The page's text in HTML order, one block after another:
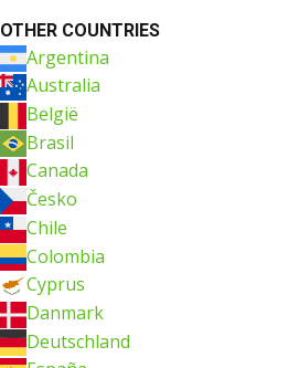
OTHER COUNTRIES
Argentina
Australia
België
Brasil
Canada
Česko
Chile
Colombia
Cyprus
Danmark
Deutschland